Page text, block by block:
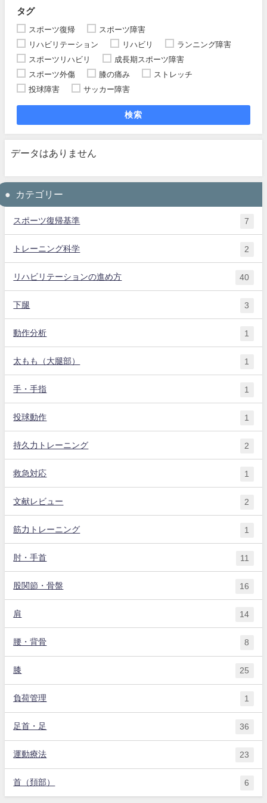
タグ
スポーツ復帰
スポーツ障害
リハビリテーション
リハビリ
ランニング障害
スポーツリハビリ
成長期スポーツ障害
スポーツ外傷
膝の痛み
ストレッチ
投球障害
サッカー障害
検索
データはありません
カテゴリー
スポーツ復帰基準 7
トレーニング科学 2
リハビリテーションの進め方 40
下腿 3
動作分析 1
太もも（大腿部） 1
手・手指 1
投球動作 1
持久力トレーニング 2
救急対応 1
文献レビュー 2
筋力トレーニング 1
肘・手首 11
股関節・骨盤 16
肩 14
腰・背骨 8
膝 25
負荷管理 1
足首・足 36
運動療法 23
首（頚部） 6